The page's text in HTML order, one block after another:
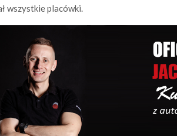
wszystkie placówki.